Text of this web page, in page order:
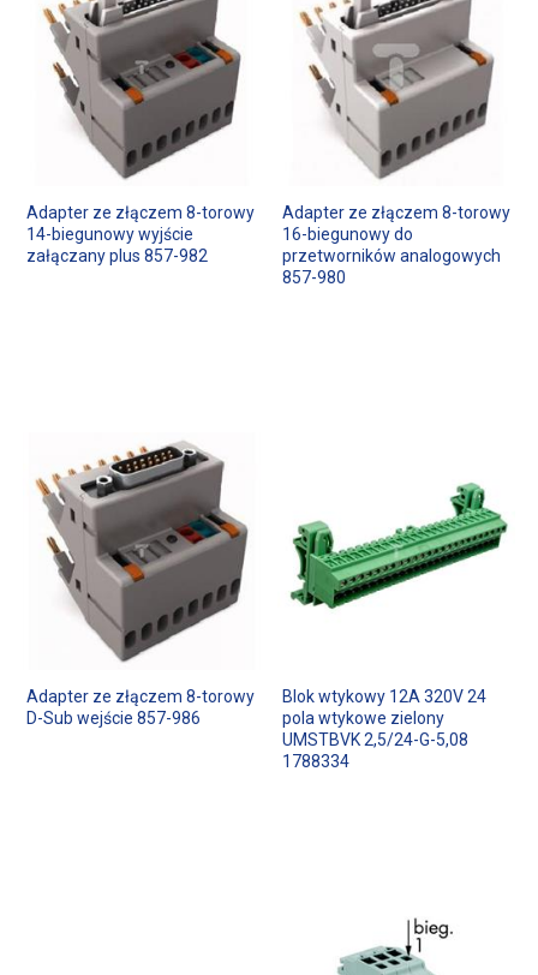
Adapter ze złączem 8-torowy
14-biegunowy wyjście
załączany plus 857-982
Adapter ze złączem 8-torowy
16-biegunowy do
przetworników analogowych
857-980
Adapter ze złączem 8-torowy
D-Sub wejście 857-986
Blok wtykowy 12A 320V 24
pola wtykowe zielony
UMSTBVK 2,5/24-G-5,08
1788334